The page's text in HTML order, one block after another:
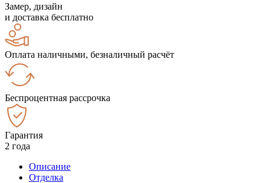
Замер, дизайн
и доставка бесплатно
Оплата наличными, безналичный расчёт
Беспроцентная рассрочка
Гарантия
2 года
Описание
Отделка